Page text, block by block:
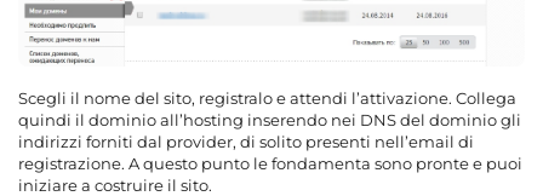
Scegli il nome del sito, registralo e attendi l’attivazione. Collega
quindi il dominio all’hosting inserendo nei DNS del dominio gli
indirizzi forniti dal provider, di solito presenti nell’email di
registrazione. A questo punto le fondamenta sono pronte e puoi
iniziare a costruire il sito.